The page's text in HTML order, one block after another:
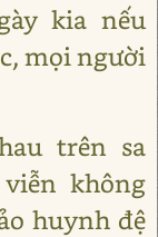
kia nếu
mọi người
trên sa
không
huynh đệ